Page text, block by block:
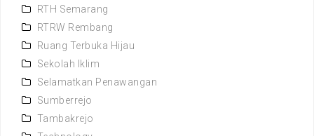
RTH Semarang
RTRW Rembang
Ruang Terbuka Hijau
Sekolah Iklim
Selamatkan Penawangan
Sumberrejo
Tambakrejo